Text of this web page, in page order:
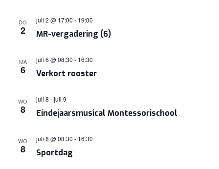
DO
2 MR-vergadering (6)
juli 2 @ 17:00 - 19:00
MA
6 Verkort rooster
juli 6 @ 08:30 - 16:30
WO
8 Eindejaarsmusical Montessorischool
juli 8 -juli 9
WO
8 Sportdag
juli 8 @ 08:30 - 16:30